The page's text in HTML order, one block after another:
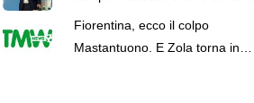
dirigente. Bentornato Gianfranco
Zola"
Fiorentina, ecco il colpo
Mastantuono. E Zola torna in